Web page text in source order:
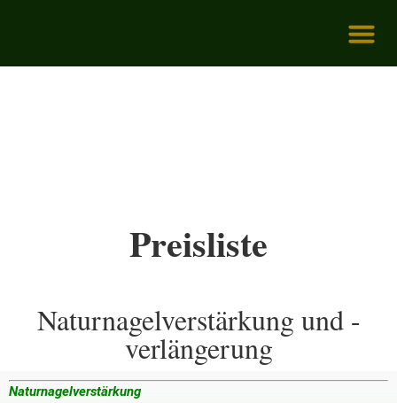
Preisliste
Naturnagelverstärkung und -
verlängerung
Naturnagelverstärkung